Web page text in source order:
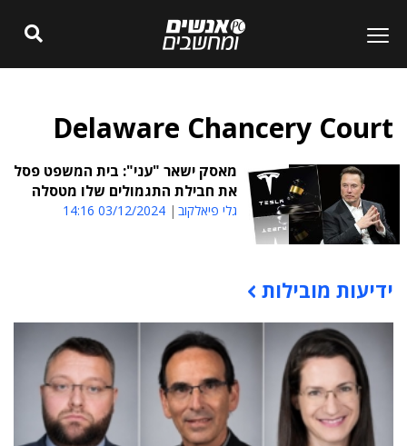
Delaware Chancery Court
מאסק ישאר "עני": בית המשפט פסל
את חבילת התגמולים שלו מטסלה
גלי פיאלקוב 03/12/2024 14:16
תוכן פרסומי
ידיעות מובילות